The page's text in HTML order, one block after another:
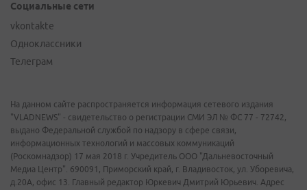
Социальные сети
vkontakte
Одноклассники
Телеграм
На данном сайте распространяется информация сетевого издания
"VLADNEWS" - свидетельство о регистрации СМИ ЭЛ № ФС 77 - 72742,
выдано Федеральной службой по надзору в сфере связи,
информационных технологий и массовых коммуникаций
(Роскомнадзор) 17 мая 2018 г. Учредитель ООО "Дальневосточный
Медиа Центр". 690091, Приморский край, г. Владивосток, ул. Уборевича,
д.20А, офис 13. Главный редактор Юркевич Дмитрий Юрьевич. Адрес